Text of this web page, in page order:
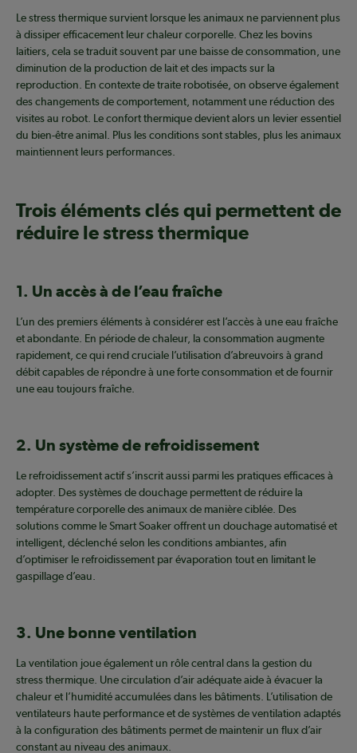
Le stress thermique survient lorsque les animaux ne parviennent plus
à dissiper efficacement leur chaleur corporelle. Chez les bovins
laitiers, cela se traduit souvent par une baisse de consommation, une
diminution de la production de lait et des impacts sur la
reproduction. En contexte de traite robotisée, on observe également
des changements de comportement, notamment une réduction des
visites au robot. Le confort thermique devient alors un levier essentiel
du bien-être animal. Plus les conditions sont stables, plus les animaux
maintiennent leurs performances.
Trois éléments clés qui permettent de
réduire le stress thermique
1. Un accès à de l’eau fraîche
L’un des premiers éléments à considérer est l’accès à une eau fraîche
et abondante. En période de chaleur, la consommation augmente
rapidement, ce qui rend cruciale l’utilisation d’abreuvoirs à grand
débit capables de répondre à une forte consommation et de fournir
une eau toujours fraîche.
2. Un système de refroidissement
Le refroidissement actif s’inscrit aussi parmi les pratiques efficaces à
adopter. Des systèmes de douchage permettent de réduire la
température corporelle des animaux de manière ciblée. Des
solutions comme le Smart Soaker offrent un douchage automatisé et
intelligent, déclenché selon les conditions ambiantes, afin
d’optimiser le refroidissement par évaporation tout en limitant le
gaspillage d’eau.
3. Une bonne ventilation
La ventilation joue également un rôle central dans la gestion du
stress thermique. Une circulation d’air adéquate aide à évacuer la
chaleur et l’humidité accumulées dans les bâtiments. L’utilisation de
ventilateurs haute performance et de systèmes de ventilation adaptés
à la configuration des bâtiments permet de maintenir un flux d’air
constant au niveau des animaux.